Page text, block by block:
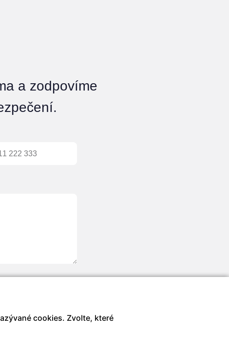
a zodpovíme
cookies. Zvolte, které